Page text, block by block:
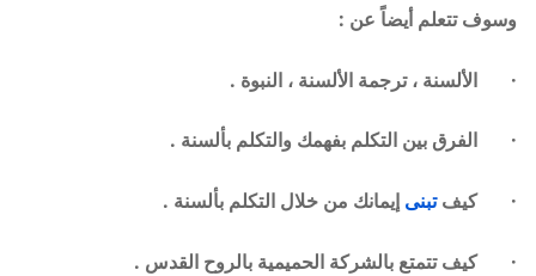
وسوف تتعلم أيضاً عن :
· الألسنة ، ترجمة الألسنة ، النبوة .
· الفرق بين التكلم بفهمك والتكلم بألسنة .
· كيفتبنى إيمانك من خلال التكلم بألسنة .
· كيف تتمتع بالشركة الحميمية بالروح القدس .